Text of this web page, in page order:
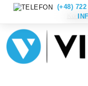
Konto
(+48)